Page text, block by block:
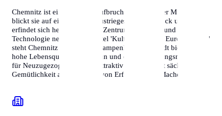
Chemnitz ist eine Stadt im Aufbruch. Als 'Stadt der Moderne'
blickt sie auf eine reiche Industriegeschichte zurück und
erfindet sich heute als vitales Zentrum für Kultur und
Technologie neu. Mit dem Titel 'Kulturhauptstadt Europas 2025'
steht Chemnitz weltweit im Rampenlicht. Die Stadt bietet eine
hohe Lebensqualität, viel Grün und einen Wohnungsmarkt, der
für Neuzugezogene extrem attraktiv ist. Hier trifft sächsische
Gemütlichkeit auf den Geist von Erfindern und Machern.